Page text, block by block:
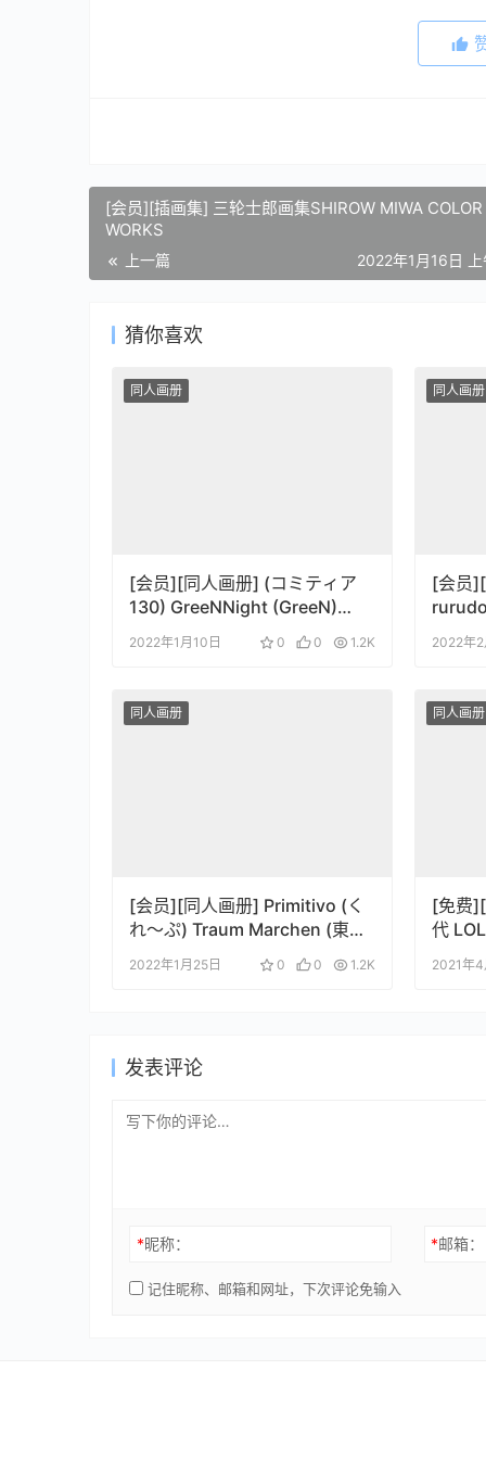
[会员][插画集] 三轮士郎画集SHIROW MIWA COLOR
WORKS
上一篇 2022年1月16日
猜你喜欢
同人画册
[会员][同人画册] (コミティア
130) GreeNNight (GreeN)
IROIRO AKUMA (オリジナル)
2022年1月10日 0 0 1.2K
同人画册
[会员
(オリ
2022年2
同人画册
[会员][同人画册] Primitivo (く
れ～ぷ) Traum Marchen (東方
Project)
2022年1月25日 0 0 1.2K
同人画册
[免费
代
2021年4
发表评论
*昵称： *邮箱：
记住昵称、邮箱和网址，下次评论免输入